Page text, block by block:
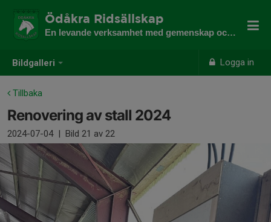
Bildgalleri Logga in
Ödåkra Ridsällskap
En levande verksamhet med gemenskap och utveckling
Tillbaka
Renovering av stall 2024
2024-07-04 | Bild 21 av 22